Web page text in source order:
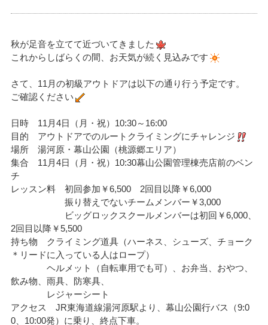
秋が足音を立てて近づいてきました
これからしばらくの間、お天気が続く見込みです
さて、11月の初級アウトドアは以下の通り行う予定です。
ご確認ください
日時 11月4日（月・祝）10:30～16:00
目的 アウトドアでのルートクライミングにチャレンジ
場所 湯河原・幕山公園（桃源郷エリア）
集合 11月4日（月・祝）10:30幕山公園管理棟売店前のベン
チ
レッスン料 初回参加￥6,500 2回目以降￥6,000
振り替えでないチームメンバー￥3,000
ビッグロックスクールメンバーは初回￥6,000、
2回目以降￥5,500
持ち物 クライミング道具（ハーネス、シューズ、チョーク
＊リードに入っている人はロープ）
ヘルメット（自転車用でも可）、お弁当、おやつ、
飲み物、雨具、防寒具、
レジャーシート
アクセス JR東海道線湯河原駅より、幕山公園行バス（9:0
0、10:00発）に乗り、終点下車。